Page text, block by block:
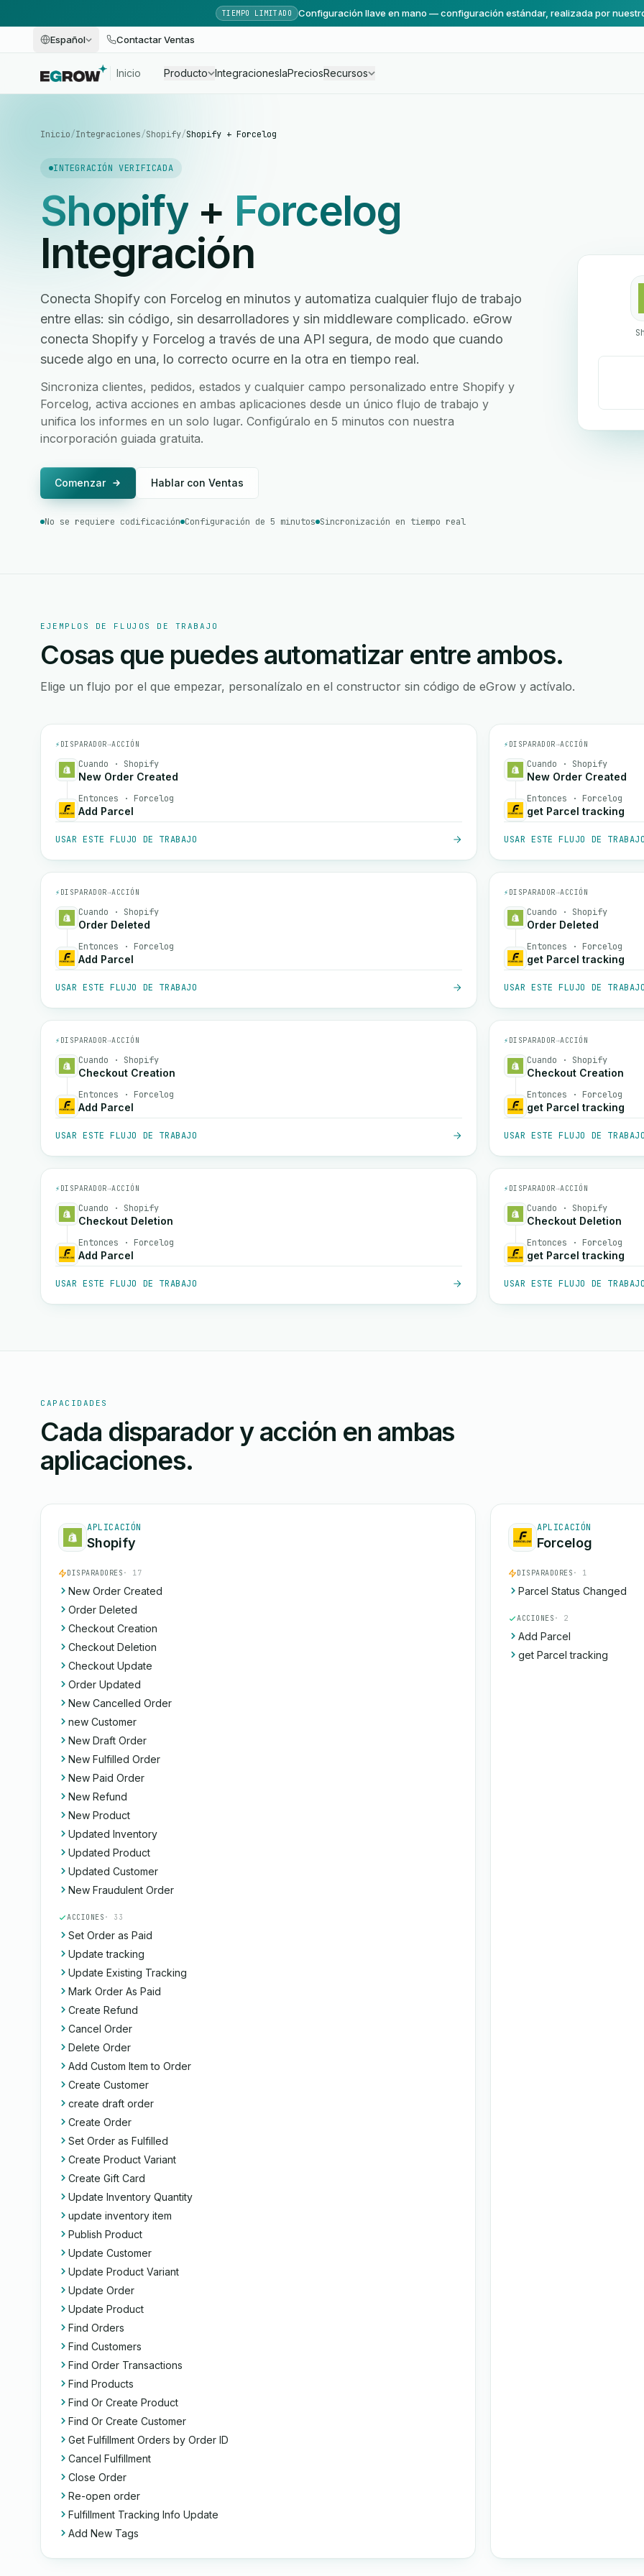
TIEMPO LIMITADO Configuración llave en mano — configuración estándar, realizada por
Español Contactar Ventas
Inicio Producto IntegracionesIaPreciosRecursos
Inicio/Integraciones/Shopify/Shopify + Forcelog
INTEGRACIÓN VERIFICADA
Shopify+ Forcelog
Integración
Conecta Shopify con Forcelog en minutos y automatiza cualquier flujo de trabajo
entre ellas: sin código, sin desarrolladores y sin middleware complicado. eGrow
conecta Shopify y Forcelog a través de una API segura, de modo que cuando
sucede algo en una, lo correcto ocurre en la otra en tiempo real.
Sincroniza clientes, pedidos, estados y cualquier campo personalizado entre Shopify y
Forcelog, activa acciones en ambas aplicaciones desde un único flujo de trabajo y
unifica los informes en un solo lugar. Configúralo en 5 minutos con nuestra
incorporación guiada gratuita.
Comenzar Hablar con Ventas
No se requiere codificación Configuración de 5 minutos Sincronización en tiempo real
EJEMPLOS DE FLUJOS DE TRABAJO
Cosas que puedes automatizar entre ambos.
Elige un flujo por el que empezar, personalízalo en el constructor sin código de eGrow y actívalo.
⚡ DISPARADOR→ACCIÓN
Cuando · Shopify
New Order Created
Entonces · Forcelog
Add Parcel
USAR ESTE FLUJO DE TRABAJO
⚡ DISPARADOR→ACCIÓN
Cuando · Shopify
New Order Created
Entonces · Forcelog
get Parcel tracking
USAR ESTE FLUJO DE
⚡ DISPARADOR→ACCIÓN
Cuando · Shopify
Order Deleted
Entonces · Forcelog
Add Parcel
USAR ESTE FLUJO DE TRABAJO
⚡ DISPARADOR→ACCIÓN
Cuando · Shopify
Order Deleted
Entonces · Forcelog
get Parcel tracking
USAR ESTE FLUJO DE
⚡ DISPARADOR→ACCIÓN
Cuando · Shopify
Checkout Creation
Entonces · Forcelog
Add Parcel
USAR ESTE FLUJO DE TRABAJO
⚡ DISPARADOR→ACCIÓN
Cuando · Shopify
Checkout Creation
Entonces · Forcelog
get Parcel tracking
USAR ESTE FLUJO DE
⚡ DISPARADOR→ACCIÓN
Cuando · Shopify
Checkout Deletion
Entonces · Forcelog
Add Parcel
USAR ESTE FLUJO DE TRABAJO
⚡ DISPARADOR→ACCIÓN
Cuando · Shopify
Checkout Deletion
Entonces · Forcelog
get Parcel tracking
USAR ESTE FLUJO DE
CAPACIDADES
Cada disparador y acción en ambas
aplicaciones.
APLICACIÓN
Shopify
DISPARADORES · 17
New Order Created
Order Deleted
Checkout Creation
Checkout Deletion
Checkout Update
Order Updated
New Cancelled Order
new Customer
New Draft Order
New Fulfilled Order
New Paid Order
New Refund
New Product
Updated Inventory
Updated Product
Updated Customer
New Fraudulent Order
ACCIONES · 33
Set Order as Paid
Update tracking
Update Existing Tracking
Mark Order As Paid
Create Refund
Cancel Order
Delete Order
Add Custom Item to Order
Create Customer
create draft order
Create Order
Set Order as Fulfilled
Create Product Variant
Create Gift Card
Update Inventory Quantity
update inventory item
Publish Product
Update Customer
Update Product Variant
Update Order
Update Product
Find Orders
Find Customers
Find Order Transactions
Find Products
Find Or Create Product
Find Or Create Customer
Get Fulfillment Orders by Order ID
Cancel Fulfillment
Close Order
Re-open order
Fulfillment Tracking Info Update
Add New Tags
APLICACIÓN
Forcelog
DISPARADORES · 1
Parcel Status Changed
ACCIONES · 2
Add Parcel
get Parcel tracking